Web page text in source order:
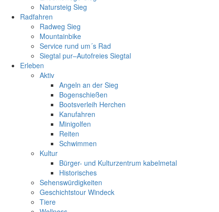
Natursteig Sieg
Radfahren
Radweg Sieg
Mountainbike
Service rund um´s Rad
Siegtal pur–Autofreies Siegtal
Erleben
Aktiv
Angeln an der Sieg
Bogenschießen
Bootsverleih Herchen
Kanufahren
Minigolfen
Reiten
Schwimmen
Kultur
Bürger- und Kulturzentrum kabelmetal
Historisches
Sehenswürdigkeiten
Geschichtstour Windeck
Tiere